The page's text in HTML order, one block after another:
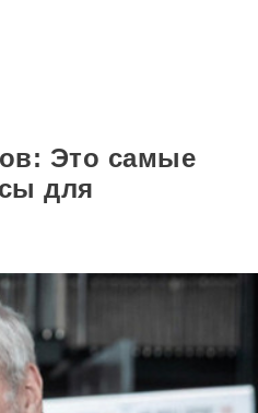
Это самые
для